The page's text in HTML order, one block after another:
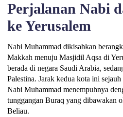
Perjalanan Nabi
ke Yerusalem
Nabi Muhammad dikisahkan
Makkah menuju Masjidil Aqsa di
berada di negara Saudi Arabia,
Palestina. Jarak kedua kota ini
Nabi Muhammad menempuhnya
tunggangan Buraq yang dibawakan
Beliau.